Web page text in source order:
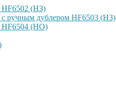
HF6502 (НЗ)
ручным дублером HF6503 (Н3)
HF6504 (НО)